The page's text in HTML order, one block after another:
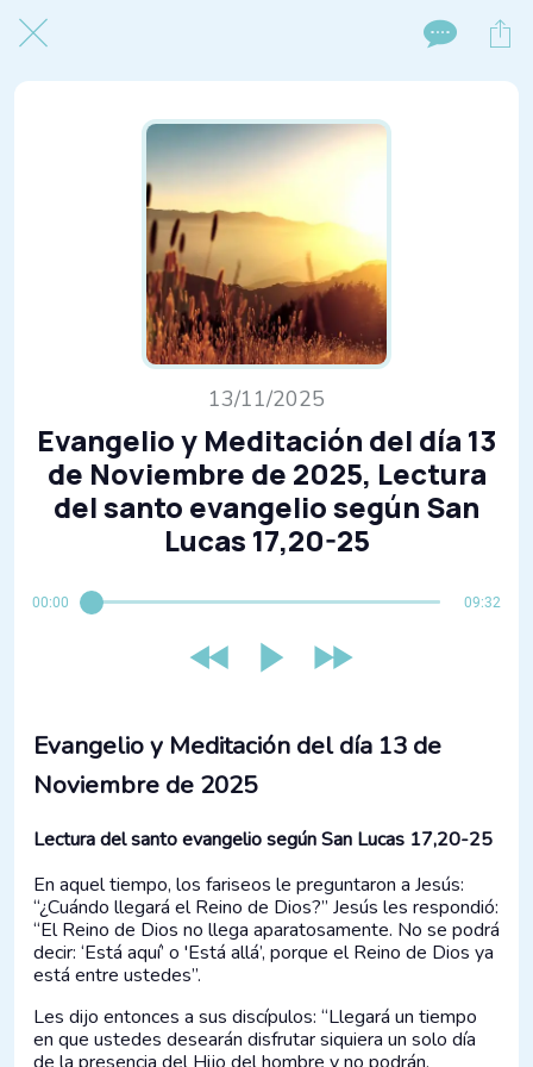
13/11/2025
Evangelio y Meditación del día 13
de Noviembre de 2025, Lectura
del santo evangelio según San
Lucas 17,20-25
00:00 09:32
Evangelio y Meditación del día 13 de
Noviembre de 2025
Lectura del santo evangelio según San Lucas 17,20-25
En aquel tiempo, los fariseos le preguntaron a Jesús:
“¿Cuándo llegará el Reino de Dios?” Jesús les respondió:
“El Reino de Dios no llega aparatosamente. No se podrá
decir: ‘Está aquí’ o 'Está allá’, porque el Reino de Dios ya
está entre ustedes”.
Les dijo entonces a sus discípulos: “Llegará un tiempo
en que ustedes desearán disfrutar siquiera un solo día